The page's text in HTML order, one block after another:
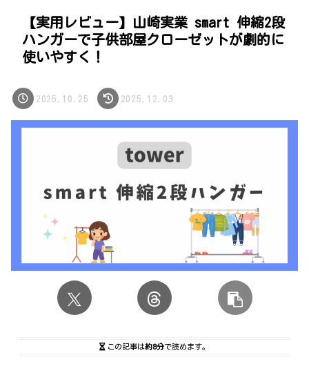
【実用レビュー】山崎実業 smart 伸縮2段
ハンガーで子供部屋クローゼットが劇的に
使いやすく！
2025.10.25 2025.12.03
この記事は約8分で読めます。